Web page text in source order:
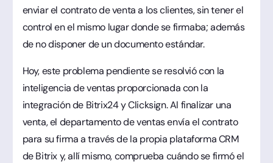
enviar el contrato de venta a los clientes, sin tener el
control en el mismo lugar donde se firmaba; además
de no disponer de un documento estándar.
Hoy, este problema pendiente se resolvió con la
inteligencia de ventas proporcionada con la
integración de Bitrix24 y Clicksign. Al finalizar una
venta, el departamento de ventas envía el contrato
para su firma a través de la propia plataforma CRM
de Bitrix y, allí mismo, comprueba cuándo se firmó el